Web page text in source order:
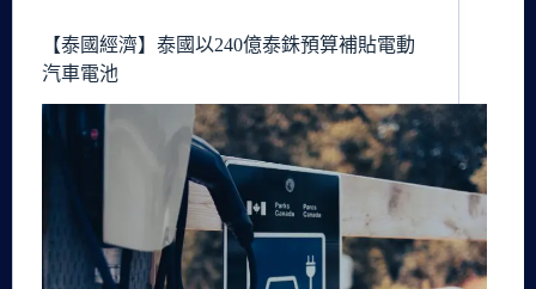
【泰國經濟】泰國以240億泰銖預算補貼電動
汽車電池